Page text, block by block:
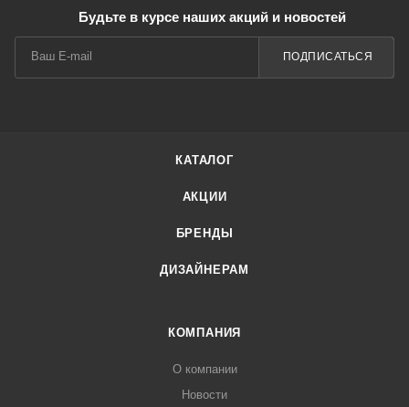
Будьте в курсе наших акций и новостей
ПОДПИСАТЬСЯ
КАТАЛОГ
АКЦИИ
БРЕНДЫ
ДИЗАЙНЕРАМ
КОМПАНИЯ
О компании
Новости